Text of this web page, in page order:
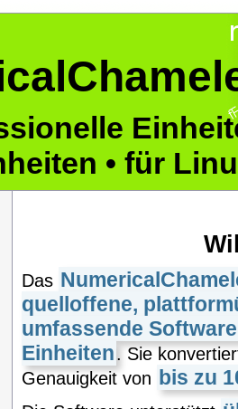
• für
Das
quelloffene,
umfassende
Einheiten. Sie
Genauigkeit von bis zu